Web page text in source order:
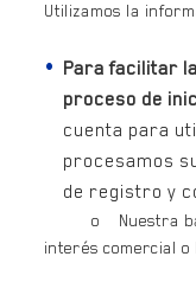
Utilizamos la
Para facilitar
proceso de
cuenta para
procesamos
de registro y
o Nuestra base
interés comercial o